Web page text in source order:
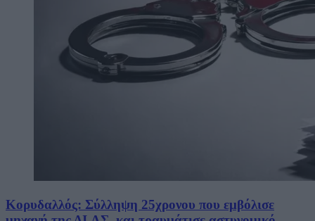
Κορυδαλλός: Σύλληψη 25χρονου που εμβόλισε